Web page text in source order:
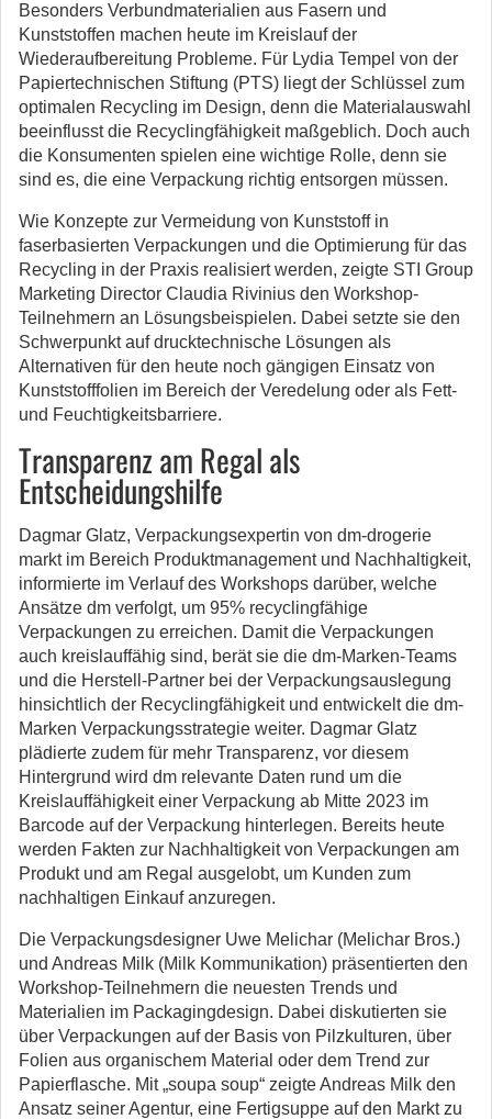
Besonders Verbundmaterialien aus Fasern und
Kunststoffen machen heute im Kreislauf der
Wiederaufbereitung Probleme. Für Lydia Tempel von der
Papiertechnischen Stiftung (PTS) liegt der Schlüssel zum
optimalen Recycling im Design, denn die Materialauswahl
beeinflusst die Recyclingfähigkeit maßgeblich. Doch auch
die Konsumenten spielen eine wichtige Rolle, denn sie
sind es, die eine Verpackung richtig entsorgen müssen.
Wie Konzepte zur Vermeidung von Kunststoff in
faserbasierten Verpackungen und die Optimierung für das
Recycling in der Praxis realisiert werden, zeigte STI Group
Marketing Director Claudia Rivinius den Workshop-
Teilnehmern an Lösungsbeispielen. Dabei setzte sie den
Schwerpunkt auf drucktechnische Lösungen als
Alternativen für den heute noch gängigen Einsatz von
Kunststofffolien im Bereich der Veredelung oder als Fett-
und Feuchtigkeitsbarriere.
Transparenz am Regal als
Entscheidungshilfe
Dagmar Glatz, Verpackungsexpertin von dm-drogerie
markt im Bereich Produktmanagement und Nachhaltigkeit,
informierte im Verlauf des Workshops darüber, welche
Ansätze dm verfolgt, um 95% recyclingfähige
Verpackungen zu erreichen. Damit die Verpackungen
auch kreislauffähig sind, berät sie die dm-Marken-Teams
und die Herstell-Partner bei der Verpackungsauslegung
hinsichtlich der Recyclingfähigkeit und entwickelt die dm-
Marken Verpackungsstrategie weiter. Dagmar Glatz
plädierte zudem für mehr Transparenz, vor diesem
Hintergrund wird dm relevante Daten rund um die
Kreislauffähigkeit einer Verpackung ab Mitte 2023 im
Barcode auf der Verpackung hinterlegen. Bereits heute
werden Fakten zur Nachhaltigkeit von Verpackungen am
Produkt und am Regal ausgelobt, um Kunden zum
nachhaltigen Einkauf anzuregen.
Die Verpackungsdesigner Uwe Melichar (Melichar Bros.)
und Andreas Milk (Milk Kommunikation) präsentierten den
Workshop-Teilnehmern die neuesten Trends und
Materialien im Packagingdesign. Dabei diskutierten sie
über Verpackungen auf der Basis von Pilzkulturen, über
Folien aus organischem Material oder dem Trend zur
Papierflasche. Mit „soupa soup“ zeigte Andreas Milk den
Ansatz seiner Agentur, eine Fertigsuppe auf den Markt zu